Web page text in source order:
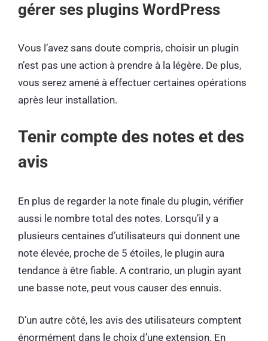
gérer ses plugins WordPress
Vous l’avez sans doute compris, choisir un plugin
n’est pas une action à prendre à la légère. De plus,
vous serez amené à effectuer certaines opérations
après leur installation.
Tenir compte des notes et des
avis
En plus de regarder la note finale du plugin, vérifier
aussi le nombre total des notes. Lorsqu’il y a
plusieurs centaines d’utilisateurs qui donnent une
note élevée, proche de 5 étoiles, le plugin aura
tendance à être fiable. A contrario, un plugin ayant
une basse note, peut vous causer des ennuis.
D’un autre côté, les avis des utilisateurs comptent
énormément dans le choix d’une extension. En